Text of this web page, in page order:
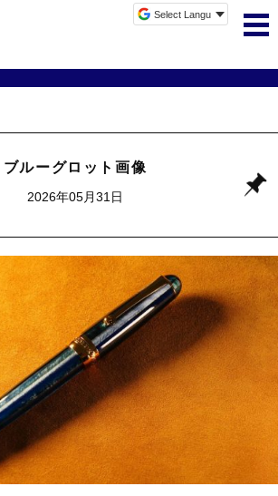
ブルーグロット画像
2026年05月31日